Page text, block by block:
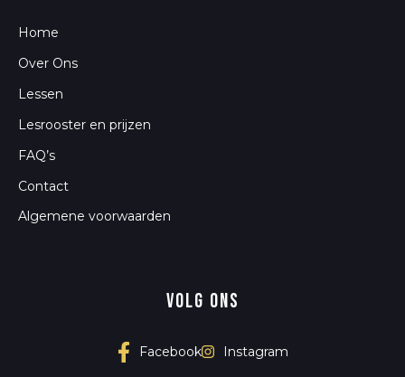
Home
Over Ons
Lessen
Lesrooster en prijzen
FAQ’s
Contact
Algemene voorwaarden
Volg ons
Facebook Instagram